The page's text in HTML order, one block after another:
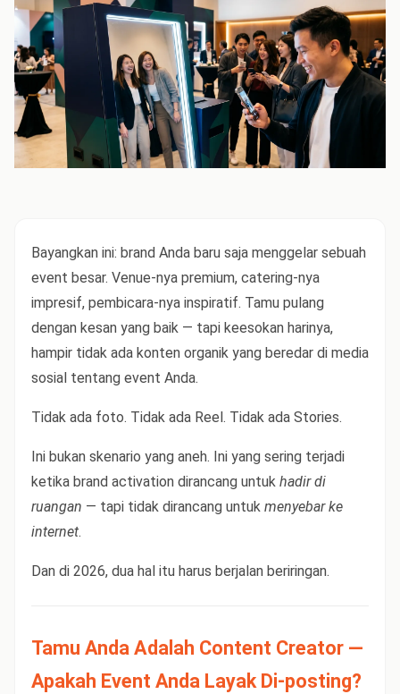
Bayangkan ini: brand Anda baru saja menggelar sebuah
event besar. Venue-nya premium, catering-nya
impresif, pembicara-nya inspiratif. Tamu pulang
dengan kesan yang baik — tapi keesokan harinya,
hampir tidak ada konten organik yang beredar di media
sosial tentang event Anda.
Tidak ada foto. Tidak ada Reel. Tidak ada Stories.
Ini bukan skenario yang aneh. Ini yang sering terjadi
ketika brand activation dirancang untuk hadir di
ruangan — tapi tidak dirancang untuk menyebar ke
internet.
Dan di 2026, dua hal itu harus berjalan beriringan.
Tamu Anda Adalah Content Creator —
Apakah Event Anda Layak Di-posting?